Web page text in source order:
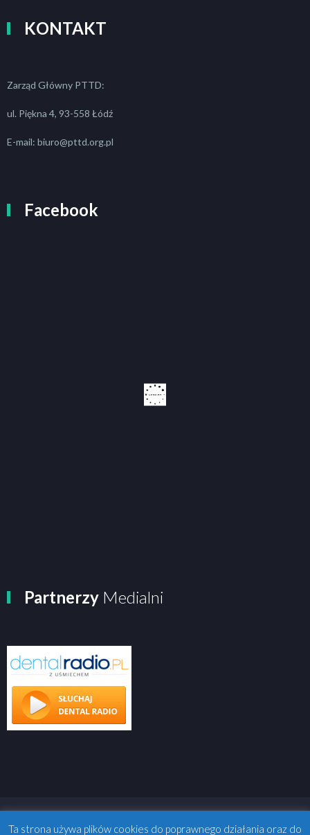
KONTAKT
Zarząd Główny PTTD:
ul. Piękna 4, 93-558 Łódź
E-mail: biuro@pttd.org.pl
Facebook
Partnerzy Medialni
Ta strona używa plików cookies do poprawnego działania oraz do